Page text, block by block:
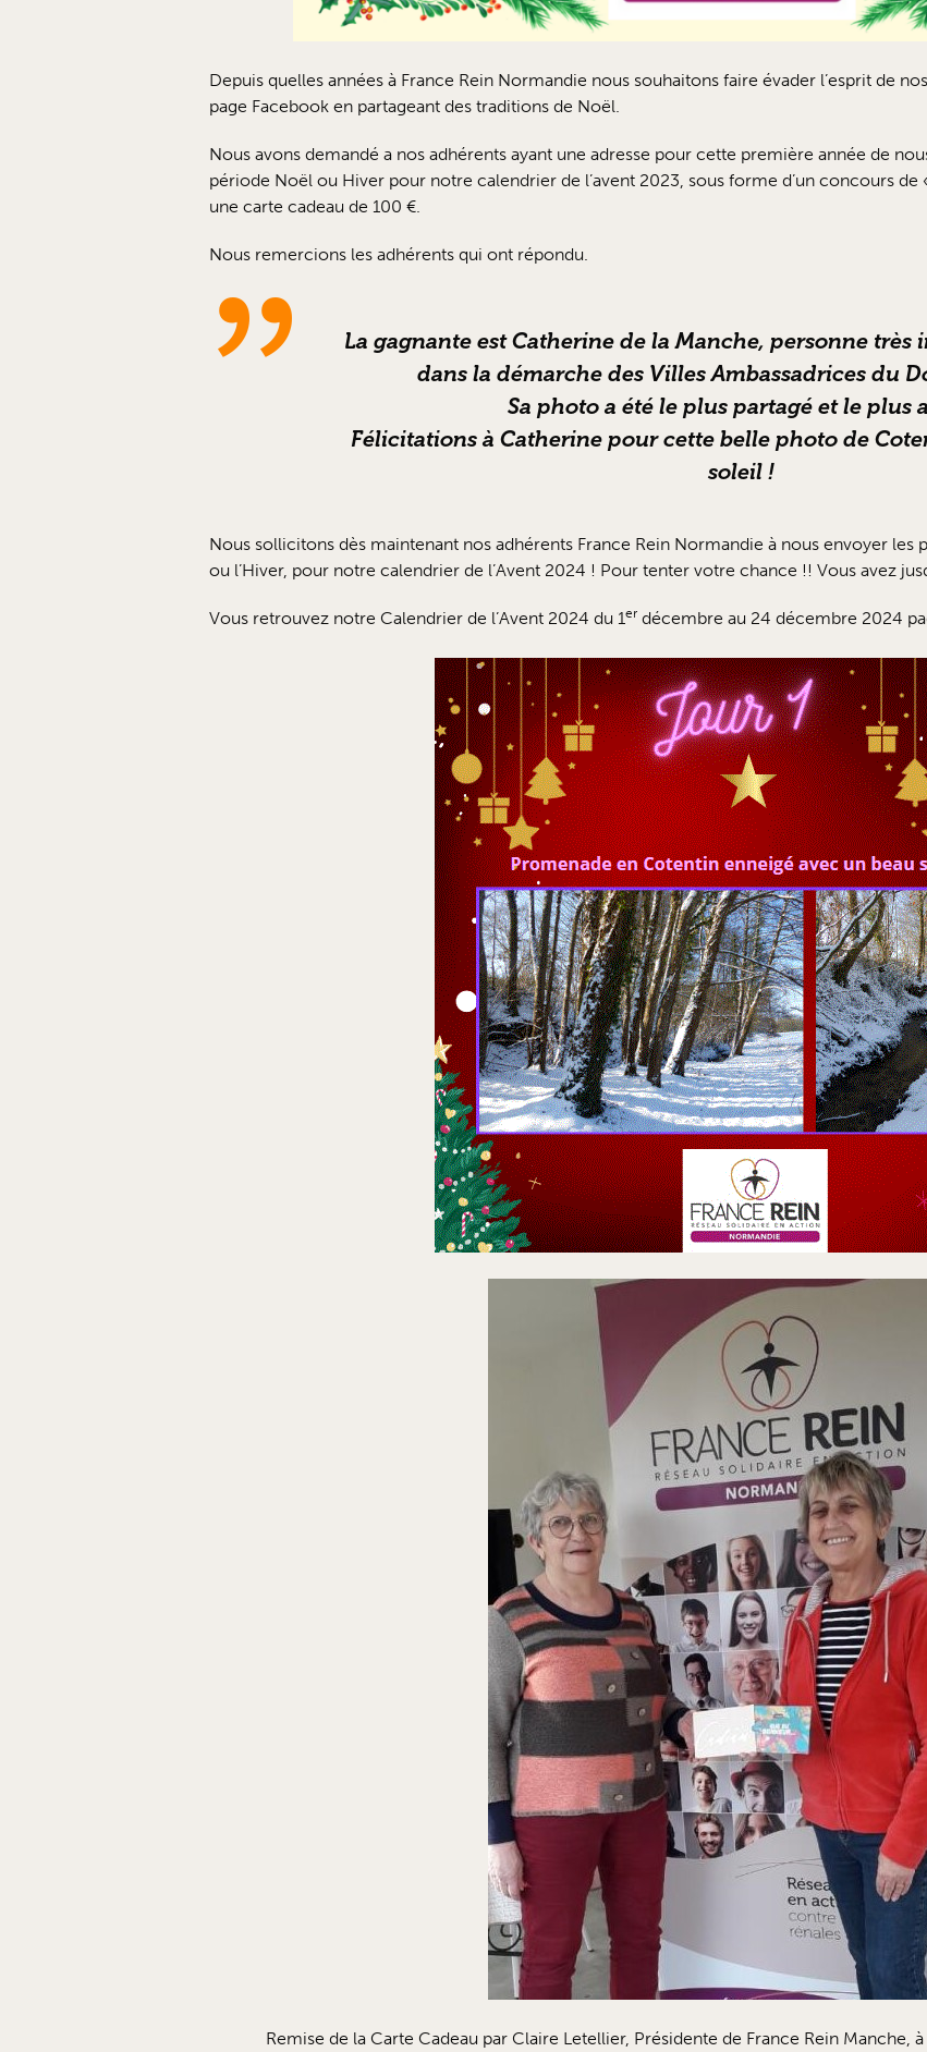
Depuis quelles années à France Rein Normandie nous souhaitons faire évader l’esprit de
page Facebook en partageant des traditions de Noël.
Nous avons demandé a nos adhérents ayant une adresse pour cette première année de
période Noël ou Hiver pour notre calendrier de l’avent 2023, sous forme d’un concours
une carte cadeau de 100 €.
Nous remercions les adhérents qui ont répondu.
La gagnante est Catherine de la Manche, personne
dans la démarche des Villes Ambassadrices du
Sa photo a été le plus partagé et le plus
Félicitations à Catherine pour cette belle photo de
soleil !
Nous sollicitons dès maintenant nos adhérents France Rein Normandie à nous envoyer
ou l’Hiver, pour notre calendrier de l’Avent 2024 ! Pour tenter votre chance !! Vous avez
Vous retrouvez notre Calendrier de l’Avent 2024 du 1er décembre au 24 décembre 2024
Remise de la Carte Cadeau par Claire Letellier, Présidente de France Rein Manche,